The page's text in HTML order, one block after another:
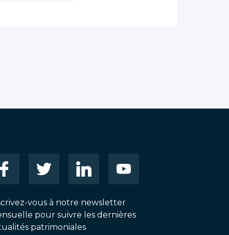
vous à notre newsletter
pour suivre les dernières
patrimoniales